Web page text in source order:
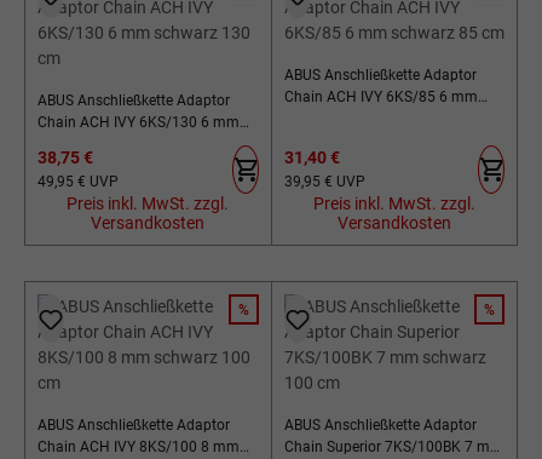
ABUS Anschließkette Adaptor
Chain ACH IVY 6KS/130 6 mm
Verkaufspreis:
38,75 €
Regulärer Preis:
49,95 € UVP
Preis inkl. MwSt. zzgl.
Versandkosten
ABUS Anschließkette Adaptor
Chain ACH IVY 6KS/85 6 mm
Verkaufspreis:
31,40 €
Regulärer Preis:
39,95 € UVP
Preis inkl. MwSt. zzgl.
Versandkosten
RABATT
%
ABUS Anschließkette Adaptor
Chain ACH IVY 8KS/100 8 mm
RABATT
%
ABUS Anschließkette Adaptor
Chain Superior 7KS/100BK 7 mm